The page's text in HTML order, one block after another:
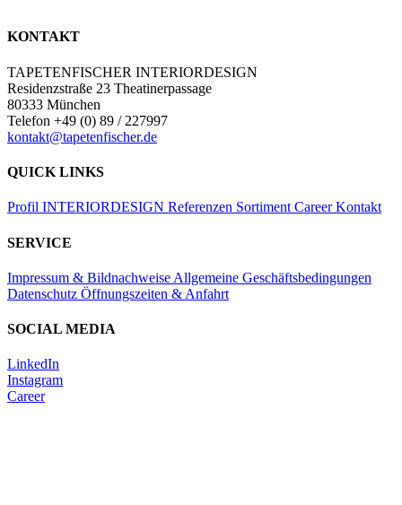
KONTAKT
TAPETENFISCHER INTERIORDESIGN
Residenzstraße 23 Theatinerpassage
80333 München
Telefon +49 (0) 89 / 227997
kontakt@tapetenfischer.de
QUICK LINKS
Profil INTERIORDESIGN Referenzen Sortiment CareerKontakt
SERVICE
Impressum & Bildnachweise Allgemeine Geschäftsbedingungen
Datenschutz Öffnungszeiten & Anfahrt
SOCIAL MEDIA
LinkedIn
Instagram
Career